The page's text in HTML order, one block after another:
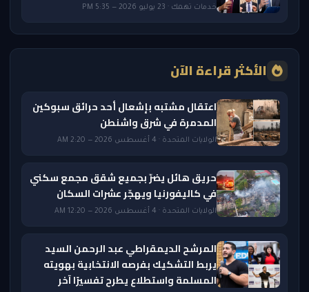
خدمات تهمك · 23 يوليو 2026 — 5:35 PM
الأكثر قراءة الآن
اعتقال مشتبه بإشعال أحد حرائق سبوكين
المدمرة في شرق واشنطن
الولايات المتحدة · 4 أغسطس 2026 — 2:20 AM
حريق هائل يضرّ بجميع شقق مجمع سكني
في كاليفورنيا ويهجّر عشرات السكان
الولايات المتحدة · 4 أغسطس 2026 — 12:20 AM
المرشح الديمقراطي عبد الرحمن السيد
يربط التشكيك بفرصه الانتخابية بهويته
المسلمة واستطلاع يطرح تفسيرًا آخر